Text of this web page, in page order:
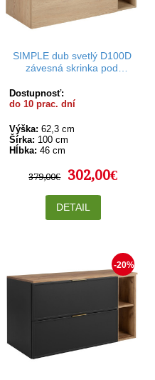
SIMPLE dub svetlý D100D
závesná skrinka pod
Dostupnosť:
do 10 prac. dní
Výška: 62,3 cm
Šírka: 100 cm
Hĺbka: 46 cm
379,00€ 302,00€
DETAIL
-20%